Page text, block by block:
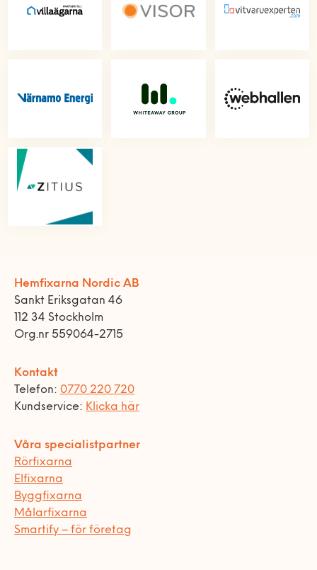
Hemfixarna Nordic AB
Sankt Eriksgatan 46
112 34 Stockholm
Org.nr 559064-2715
Kontakt
Telefon: 0770 220 720
Kundservice: Klicka här
Våra specialistpartner
Rörfixarna
Elfixarna
Byggfixarna
Målarfixarna
Smartify – för företag